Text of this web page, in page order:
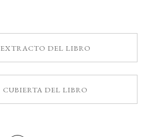
EXTRACTO DEL LIBRO
CUBIERTA DEL LIBRO